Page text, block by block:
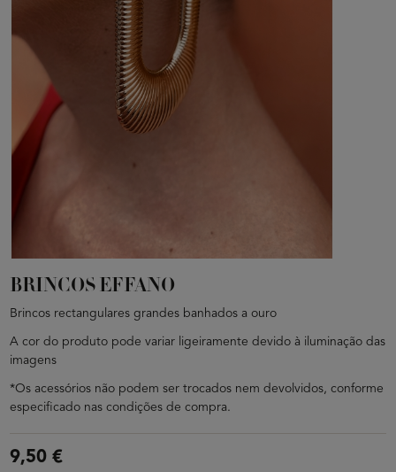
BRINCOS EFFANO
Brincos rectangulares grandes banhados a ouro
A cor do produto pode variar ligeiramente devido à iluminação das
imagens
*Os acessórios não podem ser trocados nem devolvidos, conforme
especificado nas condições de compra.
9,50 €